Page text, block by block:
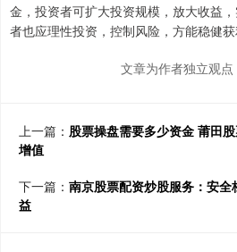
金，投资者可扩大投资规模，放大收益
者也应理性投资，控制风险，方能稳健获
文章为作者独立观
上一篇： 股票操盘需要多少资金 莆田
增值
下一篇： 南京股票配资炒股服务：安
益